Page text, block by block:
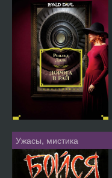
Ужасы, мистика